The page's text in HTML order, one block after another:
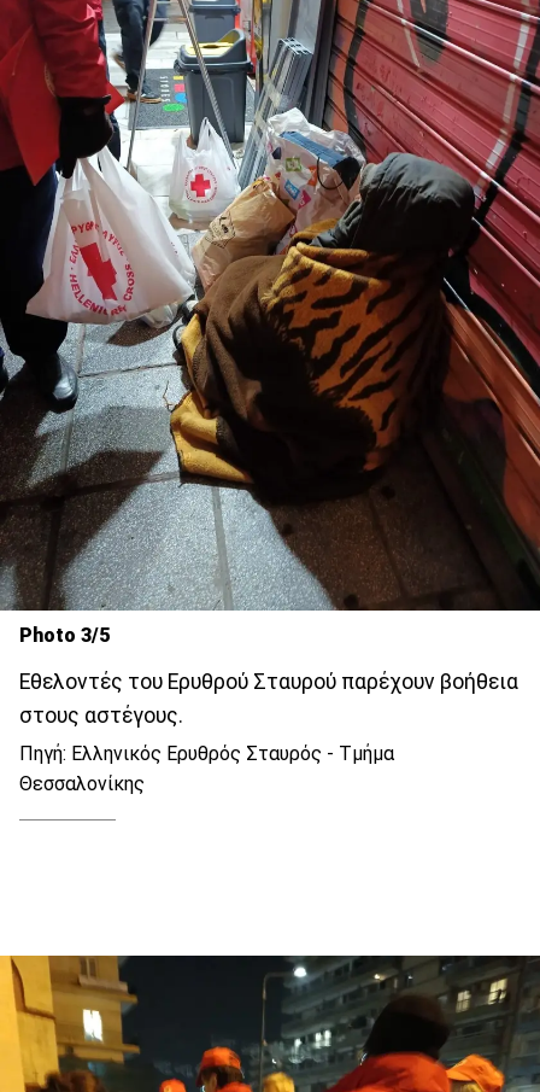
Photo 3/5
Εθελοντές του Ερυθρού Σταυρού παρέχουν βοήθεια
στους αστέγους.
Πηγή: Ελληνικός Ερυθρός Σταυρός - Τμήμα
Θεσσαλονίκης